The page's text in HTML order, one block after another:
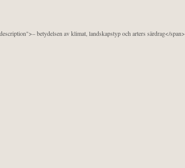
betydelsen av klimat, landskapstyp och arters särdrag</span>